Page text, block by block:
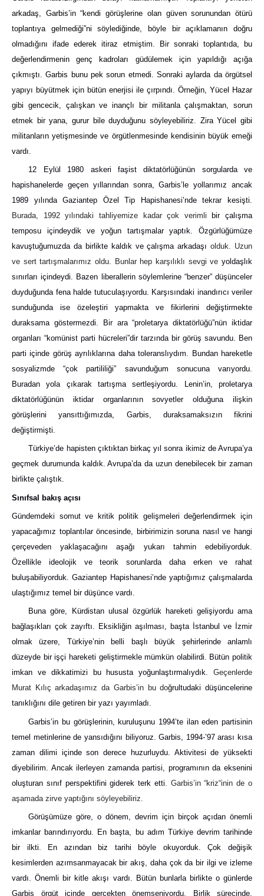
arkadaş, Garbis’in “kendi görüşlerine olan güven sorunundan ötürü
toplantıya gelmediği”ni söylediğinde, böyle bir açıklamanın doğru
olmadığını ifade ederek itiraz etmiştim. Bir sonraki toplantıda, bu
değerlendirmenin genç kadroları güdülemek için yapıldığı açığa
çıkmıştı. Garbis bunu pek sorun etmedi. Sonraki aylarda da örgütsel
yapıyı büyütmek için bütün enerjisi ile çırpındı. Örneğin, Yücel Hazar
gibi gencecik, çalışkan ve inançlı bir militanla çalışmaktan, sorun
etmek bir yana, gurur bile duyduğunu söyleyebiliriz. Zira Yücel gibi
militanların yetişmesinde ve örgütlenmesinde kendisinin büyük emeği
vardı.
12 Eylül 1980 askeri faşist diktatörlüğünün sorgularda ve
hapishanelerde geçen yıllarından sonra, Garbis’le yollarımız ancak
1989 yılında Gaziantep Özel Tip Hapishanesi’nde tekrar kesişti.
Burada, 1992 yılındaki tahliyemize kadar çok verimli bir çalışma
temposu içindeydik ve yoğun tartışmalar yaptık. Özgürlüğümüze
kavuştuğumuzda da birlikte kaldık ve çalışma arkadaşıolduk. Uzun
ve sert tartışmalarımız oldu. Bunlar hep karşılıklı sevgi ve yoldaşlık
sınırları içindeydi. Bazen liberallerin söylemlerine “benzer” düşünceler
duyduğunda fena halde tutuculaşıyordu. Karşısındaki inandırıcı veriler
sunduğunda ise özeleştiri yapmakta ve fikirlerini değiştirmekte
duraksama göstermezdi. Bir ara “proletarya diktatörlüğü”nün iktidar
organları “komünist parti hücreleri”dir tarzında bir görüş savundu. Ben
parti içinde görüş ayrılıklarına daha toleranslıydım. Bundan hareketle
sosyalizmde “çok partililiği” savunduğum sonucuna varıyordu.
Buradan yola çıkarak tartışma sertleşiyordu. Lenin’in, proletarya
diktatörlüğünün iktidar organlarının sovyetler olduğuna ilişkin
görüşlerini yansıttığımızda, Garbis, duraksamaksızın fikrini
değiştirmişti.
Türkiye’de hapisten çıktıktan birkaç yıl sonra ikimiz de Avrupa’ya
geçmek durumunda kaldık. Avrupa’da da uzun denebilecek bir zaman
birlikte çalıştık.
Sınıfsal bakış açısı
Gündemdeki somut ve kritik politik gelişmeleri değerlendirmek için
yapacağımız toplantılar öncesinde, birbirimizin soruna nasıl ve hangi
çerçeveden yaklaşacağını aşağı yukarı tahmin edebiliyorduk.
Özellikle ideolojik ve teorik sorunlarda daha erken ve rahat
buluşabiliyorduk. Gaziantep Hapishanesi’nde yaptığımız çalışmalarda
ulaştığımız temel bir düşünce vardı.
Buna göre, Kürdistan ulusal özgürlük hareketi gelişiyordu ama
bağlaşıkları çok zayıftı. Eksikliğin aşılması, başta İstanbul ve İzmir
olmak üzere, Türkiye’nin belli başlı büyük şehirlerinde anlamlı
düzeyde bir işçi hareketi geliştirmekle mümkün olabilirdi. Bütün politik
imkan ve dikkatimizi bu hususta yoğunlaştırmalıydık. Geçenlerde
Murat Kılıç arkadaşımız da Garbis’in bu doğrultudaki düşüncelerine
tanıklığını dile getiren bir yazı yayımladı.
Garbis’in bu görüşlerinin, kuruluşunu 1994’te ilan eden partisinin
temel metinlerine de yansıdığını biliyoruz. Garbis, 1994-’97 arası kısa
zaman dilimi içinde son derece huzurluydu. Aktivitesi de yüksekti
diyebilirim. Ancak ilerleyen zamanda partisi, programının da eksenini
oluşturan sınıf perspektifini giderek terk etti . Garbis’in “kriz“inin de o
aşamada zirve yaptığını söyleyebiliriz.
Görüşümüze göre, o dönem, devrim için birçok açıdan önemli
imkanlar barındırıyordu. En başta, bu adım Türkiye devrim tarihinde
bir ilkti. En azından biz tarihi böyle okuyorduk. Çok değişik
kesimlerden azımsanmayacak bir akış, daha çok da bir ilgi ve izleme
vardı. Önemli bir kitle akışı vardı. Bütün bunlarla birlikte o günlerde
Garbis örgüt içinde gerçekten önemseniyordu. Birlik sürecinde,